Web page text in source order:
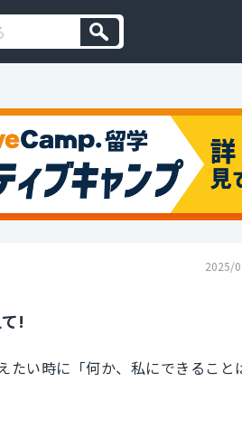
2025/
!
い時に「何か、私にできること